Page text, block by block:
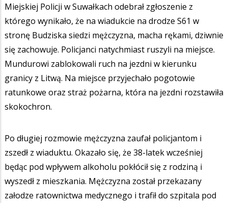
Miejskiej Policji w Suwałkach odebrał zgłoszenie z
którego wynikało, że na wiadukcie na drodze S61 w
stronę Budziska siedzi mężczyzna, macha rękami, dziwnie
się zachowuje. Policjanci natychmiast ruszyli na miejsce.
Mundurowi zablokowali ruch na jezdni w kierunku
granicy z Litwą. Na miejsce przyjechało pogotowie
ratunkowe oraz straż pożarna, która na jezdni rozstawiła
skokochron.
Po długiej rozmowie mężczyzna zaufał policjantom i
zszedł z wiaduktu. Okazało się, że 38-latek wcześniej
będąc pod wpływem alkoholu pokłócił się z rodziną i
wyszedł z mieszkania. Mężczyzna został przekazany
załodze ratownictwa medycznego i trafił do szpitala pod